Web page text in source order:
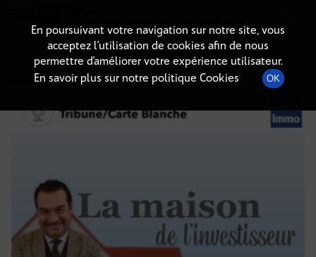
DÉTAILS DE L'ÉPISODE
27 octobre 2021à 8h02, durée : 18 minutes
En poursuivant votre navigation sur notre site, vous
acceptez l’utilisation de cookies afin de nous
permettre d’améliorer votre expérience utilisateur.
En savoir plus sur notre politique Cookies
OK